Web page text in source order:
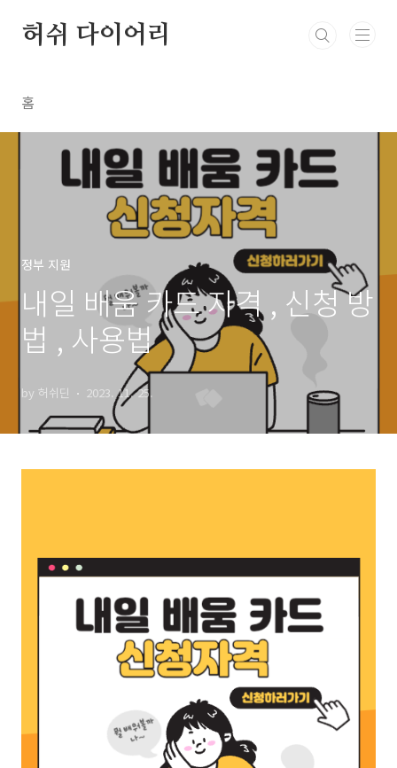
허쉬 다이어리
홈
정부 지원
내일 배움 카드 자격 , 신청 방
법 , 사용법
by 허쉬딘 2023. 11. 25.